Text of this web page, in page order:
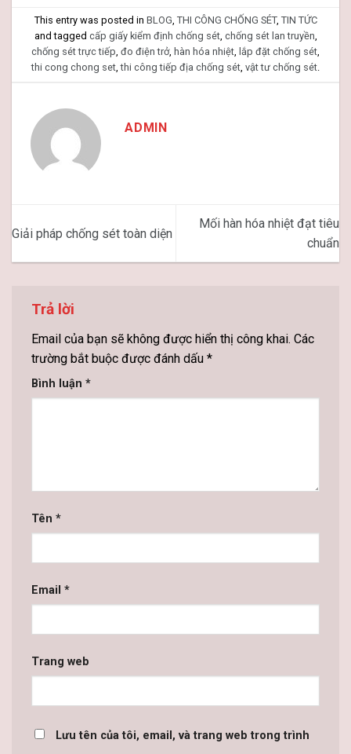
This entry was posted in BLOG, THI CÔNG CHỐNG SÉT, TIN TỨC
and tagged cấp giấy kiểm định chống sét, chống sét lan truyền,
chống sét trực tiếp, đo điện trở, hàn hóa nhiệt, lắp đặt chống sét,
thi cong chong set,thi công tiếp địa chống sét, vật tư chống sét.
ADMIN
Giải pháp chống sét toàn diện
Mối hàn hóa nhiệt đạt tiêu
chuẩn
Trả lời
Email của bạn sẽ không được hiển thị công khai. Các
trường bắt buộc được đánh dấu *
Bình luận *
Tên *
Email *
Trang web
Lưu tên của tôi, email, và trang web trong trình